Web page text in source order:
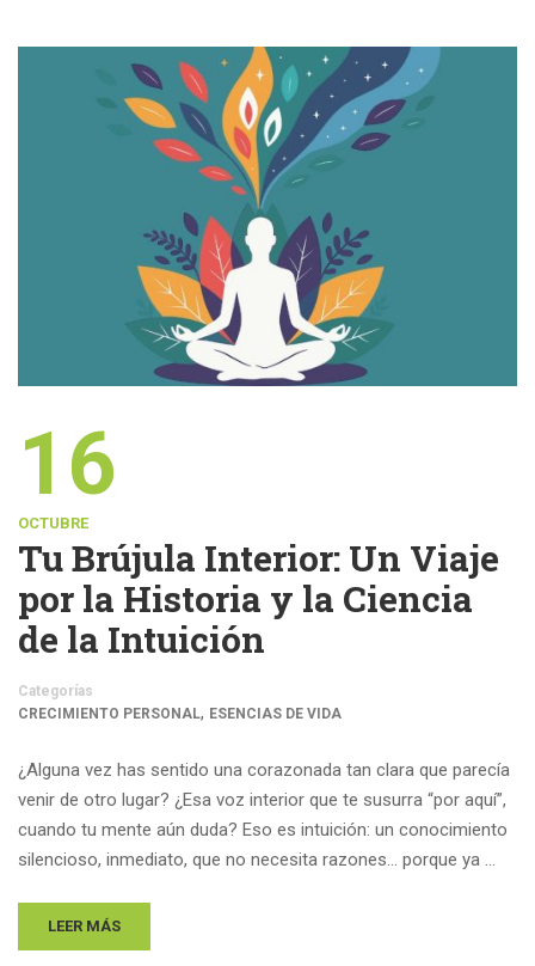
16
OCTUBRE
Tu Brújula Interior: Un Viaje
por la Historia y la Ciencia
de la Intuición
Categorías
CRECIMIENTO PERSONAL, ESENCIAS DE VIDA
¿Alguna vez has sentido una corazonada tan clara que parecía
venir de otro lugar? ¿Esa voz interior que te susurra “por aquí”,
cuando tu mente aún duda? Eso es intuición: un conocimiento
silencioso, inmediato, que no necesita razones… porque ya …
LEER MÁS